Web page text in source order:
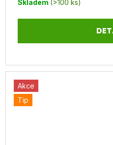
Skladem (>100 ks)
Akce
Tip